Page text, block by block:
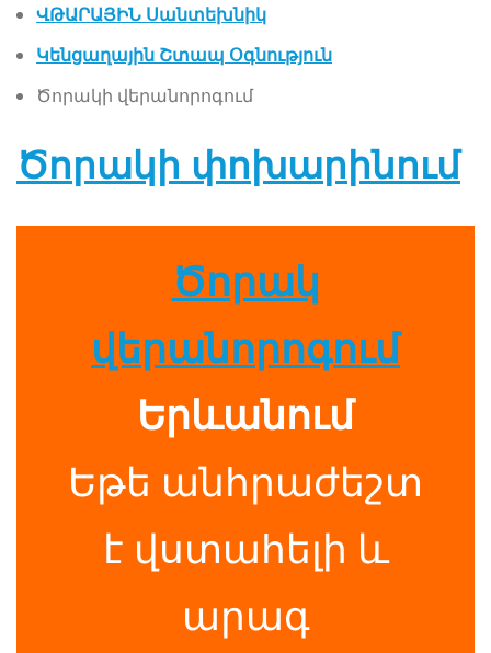
ՎԹԱՐԱՅԻՆ Սանտեխնիկ
Կենցաղային Շտապ Օգնություն
Ծորակի վերանորոգում
Ծորակի փոխարինում
Ծորակ
վերանորոգում
Երևանում
Եթե անհրաժեշտ
է վստահելի և
արագ